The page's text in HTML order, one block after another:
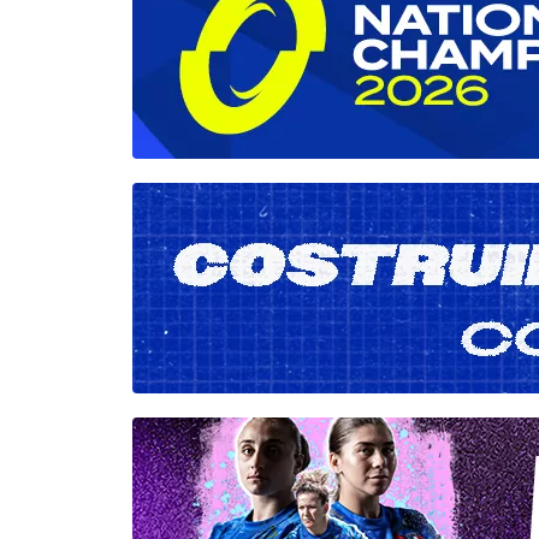
all’ottavo posto al termine di un torneo
affrontato con entusiasmo e spirito di
partecipazione.Nel tabellone femminile il
successo è andato all’Università di Lione, che
ha preceduto Clermont in una finale tutta
francese. Terzo posto per l’Università di
Saragozza davanti a Vienna.La rassegna
universitaria ha rappresentato un’importante
occasione di promozione del rugby a sette in
ambito accademico, inserendosi all’interno di
una manifestazione che ha coinvolto migliaia
studenti-atleti provenienti da tutta Europa e
confermando il valore dello sport universitario
quale punto d’incontro tra formazione,
competizione internazionale e crescita
personale.Classifica finale maschile1.⁠
⁠Università di Coimbra (Portogallo)2.⁠ ⁠Università